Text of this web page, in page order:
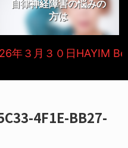
自律神経障害の悩みの
方は
年３月３０日HAYIM
4F1E-BB27-